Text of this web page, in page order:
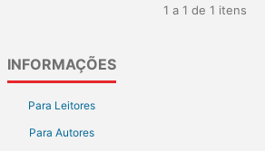
1 a 1 de 1 itens
INFORMAÇÕES
Para Leitores
Para Autores